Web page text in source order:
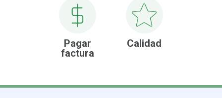
Pagar
factura
Calidad